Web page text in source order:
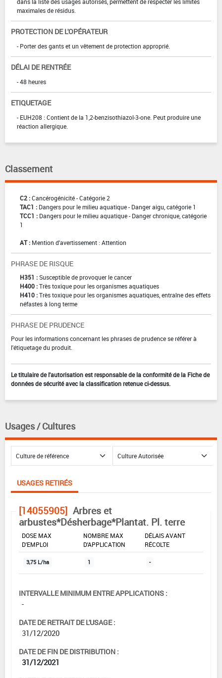
maximales de résidus.
PROTECTION DE L'OPÉRATEUR
- Porter des gants et un vêtement de protection approprié.
DÉLAI DE RENTRÉE
- 48 heures
ETIQUETAGE
- EUH208 : Contient de la 1,2-benzisothiazol-3-one. Peut produire une
réaction allergique.
Classement
C2 :Cancérogénicité - Catégorie 2
TAC1 : Dangers pour le milieu aquatique - Danger aigu, catégorie 1
TCC1 : Dangers pour le milieu aquatique - Danger chronique, catégorie
1
AT : Mention d'avertissement : Attention
PHRASE DE RISQUE
H351 :Susceptible de provoquer le cancer
H400 :Très toxique pour les organismes aquatiques
H410 :Très toxique pour les organismes aquatiques, entraîne des effets
néfastes à long terme
PHRASE DE PRUDENCE
Pour les informations concernant les phrases de prudence se référer à
l'étiquetage du produit.
Le titulaire de l'autorisation est responsable de la conformité de la Fiche de
données de sécurité avec la classification retenue ci-dessus.
Usages / Cultures
USAGES RETIRÉS
[14055905] Arbres et
arbustes*Désherbage*Plantat. Pl. terre
DOSE MAX
D'EMPLOI
NOMBRE MAX
D'APPLICATION
DÉLAIS AVANT
RÉCOLTE
3,75 L/ha 1 -
INTERVALLE MINIMUM ENTRE APPLICATIONS :
-
DATE DE RETRAIT DE L'USAGE :
31/12/2020
DATE DE FIN DE DISTRIBUTION :
31/12/2021